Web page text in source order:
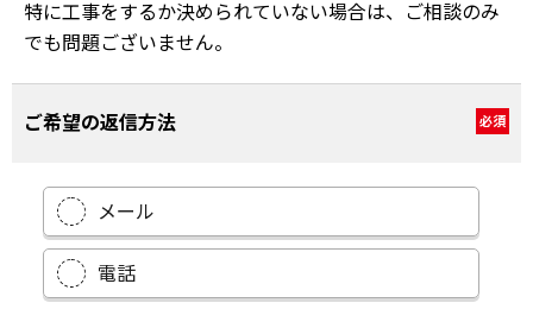
特に工事をするか決められていない場合は、ご相談のみ
でも問題ございません。
ご希望の返信方法 必須
メール
電話